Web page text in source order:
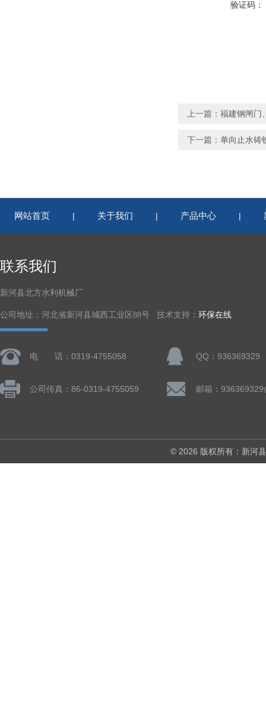
验证码：
上一篇： 福建钢闸门
下一篇： 单向止水铸
网站首页 | 关于我们 | 产品中心 |
联系我们
新河县北方水利机械厂
公司地址：河北省新河县城西工业区88号 技术支持： 环保在线
电 话：0319-4755058 QQ：936369329
公司传真：86-0319-4755059 邮箱：
© 2026 版权所有：新河